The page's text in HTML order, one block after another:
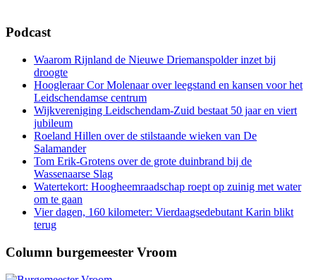
Podcast
Waarom Rijnland de Nieuwe Driemanspolder inzet bij
droogte
Hoogleraar Cor Molenaar over leegstand en kansen voor het
Leidschendamse centrum
Wijkvereniging Leidschendam-Zuid bestaat 50 jaar en viert
jubileum
Roeland Hillen over de stilstaande wieken van De
Salamander
Tom Erik-Grotens over de grote duinbrand bij de
Wassenaarse Slag
Watertekort: Hoogheemraadschap roept op zuinig met water
om te gaan
Vier dagen, 160 kilometer: Vierdaagsedebutant Karin blikt
terug
Column burgemeester Vroom